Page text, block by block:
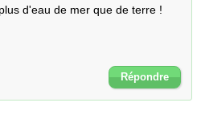
d'eau de mer que de terre !
Répondre